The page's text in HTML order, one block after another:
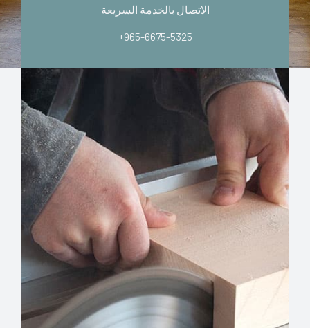
الاتصال بالخدمة السريعة
+965-6675-5325